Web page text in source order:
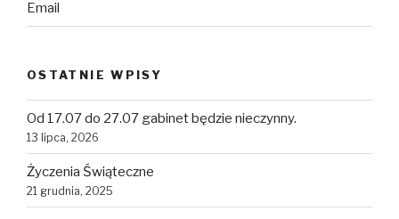
Email
OSTATNIE WPISY
Od 17.07 do 27.07 gabinet będzie nieczynny.
13 lipca, 2026
Życzenia Świąteczne
21 grudnia, 2025